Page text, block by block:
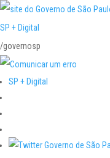
SP + Digital
/governosp
SP + Digital